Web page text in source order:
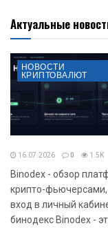
Актуальные
НОВОСТИ
КРИПТОВАЛЮТ
16.07.2026 0 1.5K
Binodex - обзор
крипто-фьючерсами,
вход в личный
бинодекс Binodex -